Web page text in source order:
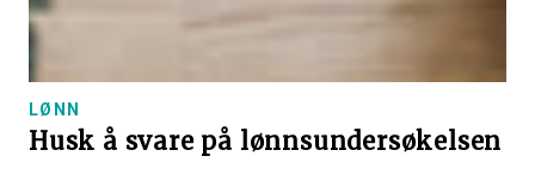
LØNN
Husk å svare på lønnsundersøkelsen